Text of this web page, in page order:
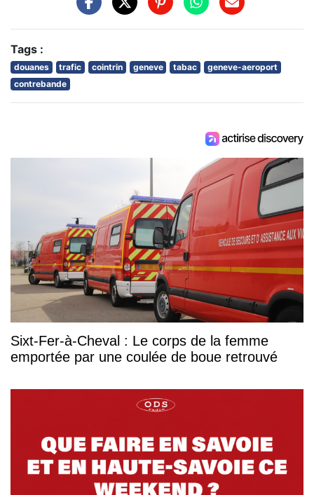
Tags :
douanes trafic cointrin geneve tabac
geneve-aeroport
contrebande
Sixt-Fer-à-Cheval : Le corps de la femme
emportée par une coulée de boue retrouvé